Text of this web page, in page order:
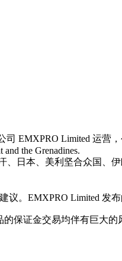
司 EMXPRO Limited 运营
the Grenadines.
、日本、美利坚合众国、
议。EMXPRO Limited 发
的保证金交易均伴有巨大